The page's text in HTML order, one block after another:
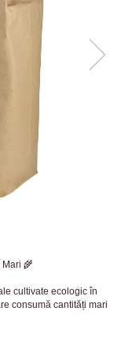
Mari 🌾
cultivate ecologic în
consumă cantități mari